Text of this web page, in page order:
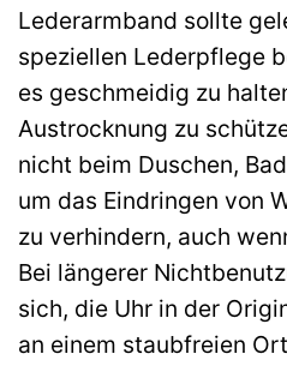
Lederarmband sollte
speziellen Lederpflege
es geschmeidig zu
Austrocknung zu
nicht beim Duschen,
um das Eindringen von
zu verhindern, auch
Bei längerer
sich, die Uhr in der
an einem staubfreien